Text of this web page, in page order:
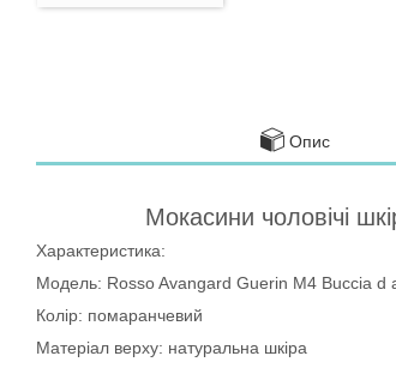
Опис
Мокасини чоловічі
Характеристика:
Модель: Rosso Avangard Guerin M4 Buccia d
Колір: помаранчевий
Матеріал верху: натуральна шкіра